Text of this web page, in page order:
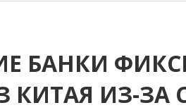
БАНКИ
КИТАЯ ИЗ-ЗА